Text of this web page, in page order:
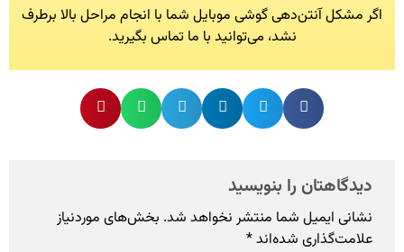
اگر مشکل آنتن‌دهی گوشی موبایل شما با انجام مراحل بالا برطرف
نشد، می‌توانید با ما تماس بگیرید.
دیدگاهتان را بنویسید
نشانی ایمیل شما منتشر نخواهد شد. بخش‌های موردنیاز
علامت‌گذاری شده‌اند*